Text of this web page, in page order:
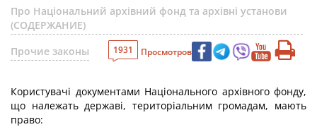
Про Національний архівний фонд та архівні установи
(СОДЕРЖАНИЕ)
Прочие законы
1931 Просмотров
Користувачі документами Національного архівного фонду,
що належать державі, територіальним громадам, мають
право: